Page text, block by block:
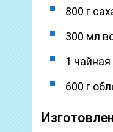
800 г
300 мл
1
600 г